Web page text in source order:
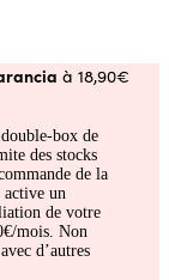
à 18,90€
box de
des stocks
de la
un
de votre
mois. Non
d’autres